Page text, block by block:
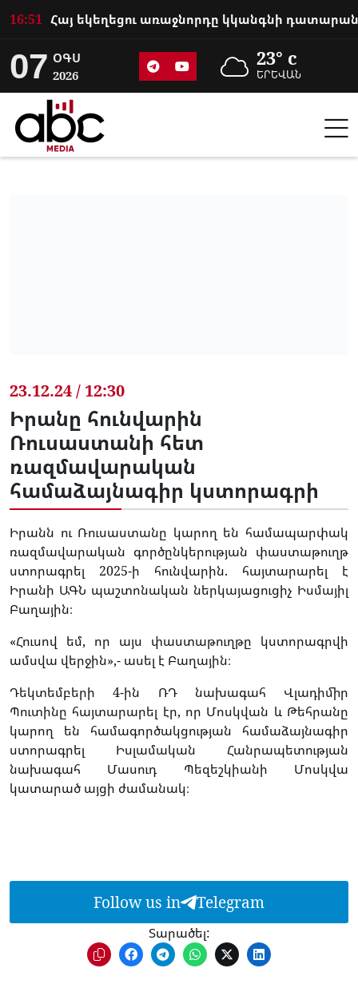
16:51
07 ՕԳՍ
2026
23° c
ԵՐԵՎԱՆ
23.12.24 / 12:30
Իրանը հունվարին
Ռուսաստանի հետ
ռազմավարական
համաձայնագիր կստորագրի
Իրանն ու Ռուսաստանը կարող են համապարփակ
ռազմավարական գործընկերության փաստաթուղթ
ստորագրել 2025-ի հունվարին. հայտարարել է
Իրանի ԱԳՆ պաշտոնական ներկայացուցիչ Իսմայիլ
Բաղային։
«Հուսով եմ, որ այս փաստաթուղթը կստորագրվի
ամսվա վերջին»,- ասել է Բաղային։
Դեկտեմբերի 4-ին ՌԴ նախագահ Վլադիմիր
Պուտինը հայտարարել էր, որ Մոսկվան և Թեհրանը
կարող են համագործակցության համաձայնագիր
ստորագրել Իսլամական Հանրապետության
նախագահ Մասուդ Պեզեշկիանի Մոսկվա
կատարած այցի ժամանակ։
Follow us in Telegram
Տարածել: